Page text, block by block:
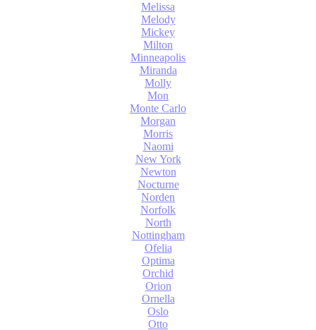
Melissa
Melody
Mickey
Milton
Minneapolis
Miranda
Molly
Mon
Monte Carlo
Morgan
Morris
Naomi
New York
Newton
Nocturne
Norden
Norfolk
North
Nottingham
Ofelia
Optima
Orchid
Orion
Ornella
Oslo
Otto